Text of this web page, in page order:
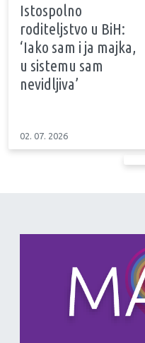
Istospolno
roditeljstvo u BiH:
‘Iako sam i ja majka,
u sistemu sam
nevidljiva’
02. 07. 2026